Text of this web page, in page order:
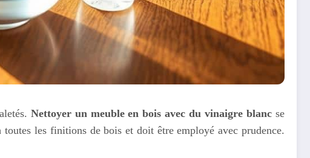
Nettoyer un meuble en bois avec du vinaigre blanc se
les finitions de bois et doit être employé avec prudence.